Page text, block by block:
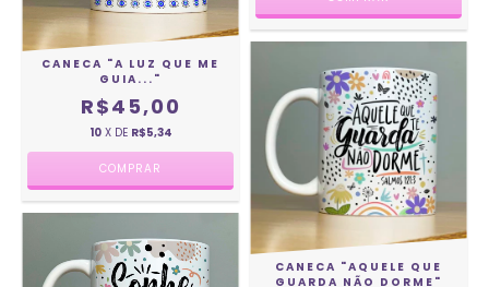
CANECA "A LUZ QUE ME
GUIA..."
R$45,00
10 X DE R$5,34
CANECA "AQUELE QUE
GUARDA NÃO DORME"